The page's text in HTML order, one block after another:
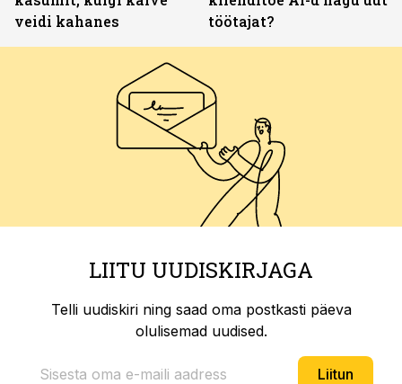
veidi kahanes
töötajat?
LIITU UUDISKIRJAGA
Telli uudiskiri ning saad oma postkasti päeva
olulisemad uudised.
Liitun